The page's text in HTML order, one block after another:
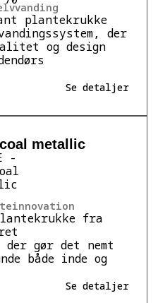
plantekrukke
der
og design
Se detaljer
metallic
fra
der gør det nemt
både inde og
Se detaljer